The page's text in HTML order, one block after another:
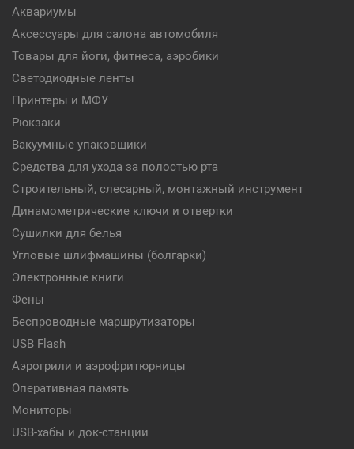
Аквариумы
Аксессуары для салона автомобиля
Товары для йоги, фитнеса, аэробики
Светодиодные ленты
Принтеры и МФУ
Рюкзаки
Вакуумные упаковщики
Средства для ухода за полостью рта
Строительный, слесарный, монтажный инструмент
Динамометрические ключи и отвертки
Сушилки для белья
Угловые шлифмашины (болгарки)
Электронные книги
Фены
Беспроводные маршрутизаторы
USB Flash
Аэрогрили и аэрофритюрницы
Оперативная память
Мониторы
USB-хабы и док-станции